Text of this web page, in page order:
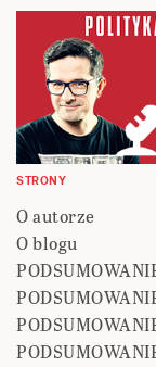
STRONY
O autorze
O blogu